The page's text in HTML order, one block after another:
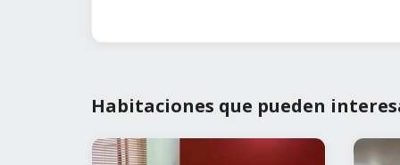
Habitaciones que pueden